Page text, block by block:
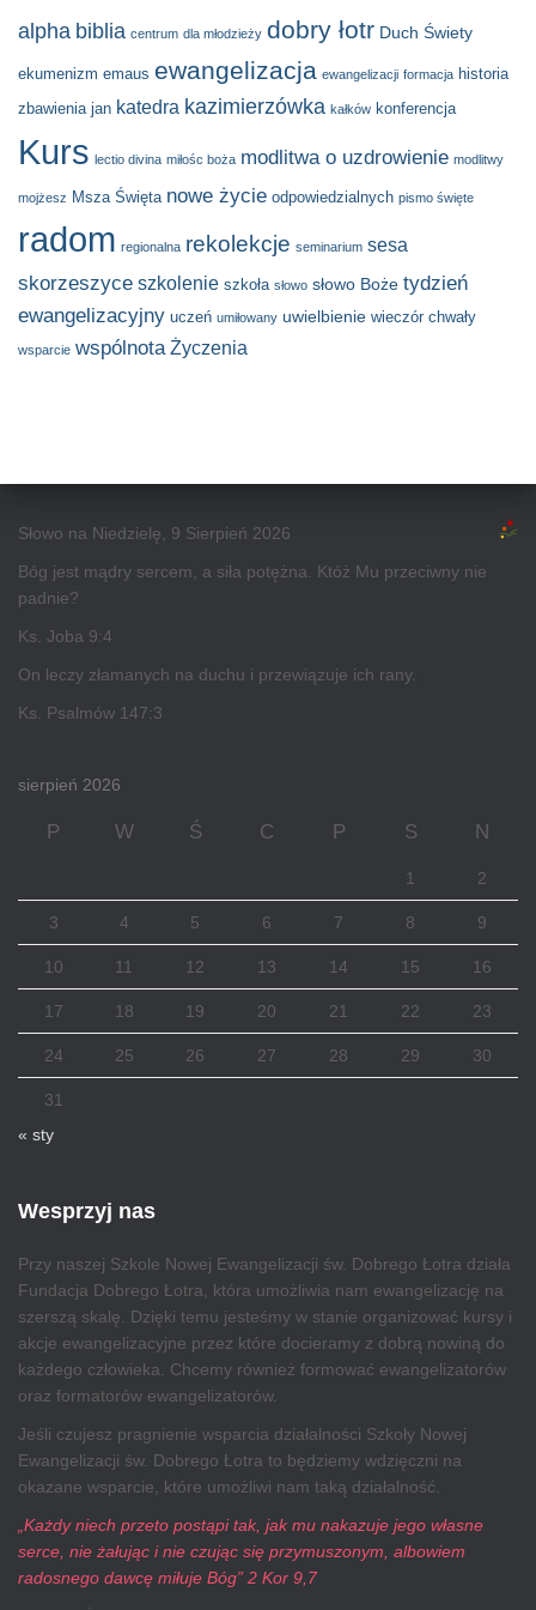
alpha biblia centrum dla młodzieży dobry łotr Duch Świety
ekumenizm emaus ewangelizacja ewangelizacji formacja historia
zbawienia jan katedra kazimierzówka kałków konferencja
Kurs lectio divina miłośc boża modlitwa o uzdrowienie modlitwy
mojżesz Msza Święta nowe życie odpowiedzialnych pismo święte
radom regionalna rekolekcje seminarium sesa
skorzeszyce szkolenie szkoła słowo słowo Boże tydzień
ewangelizacyjny uczeń umiłowany uwielbienie wieczór chwały
wsparcie wspólnota Życzenia
Słowo na Niedzielę, 9 Sierpień 2026
Bóg jest mądry sercem, a siła potężna. Któż Mu przeciwny nie
padnie?
Ks. Joba 9:4
On leczy złamanych na duchu i przewiązuje ich rany.
Ks. Psalmów 147:3
sierpień 2026
P W Ś C P S N
1 2
3 4 5 6 7 8 9
10 11 12 13 14 15 16
17 18 19 20 21 22 23
24 25 26 27 28 29 30
31
« sty
Wesprzyj nas
Przy naszej Szkole Nowej Ewangelizacji św. Dobrego Łotra działa
Fundacja Dobrego Łotra, która umożliwia nam ewangelizację na
szerszą skalę. Dzięki temu jesteśmy w stanie organizować kursy i
akcje ewangelizacyjne przez które docieramy z dobrą nowiną do
każdego człowieka. Chcemy również formować ewangelizatorów
oraz formatorów ewangelizatorów.
Jeśli czujesz pragnienie wsparcia działalności Szkoły Nowej
Ewangelizacji św. Dobrego Łotra to będziemy wdzięczni na
okazane wsparcie, które umożliwi nam taką działalność.
„Każdy niech przeto postąpi tak, jak mu nakazuje jego własne
serce, nie żałując i nie czując się przymuszonym, albowiem
radosnego dawcę miłuje Bóg” 2 Kor 9,7